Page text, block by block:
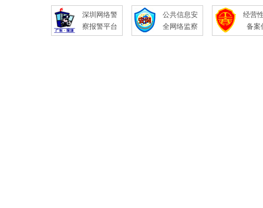
深圳网络警
察报警平台
公共信息安
全网络监察
经营
备案